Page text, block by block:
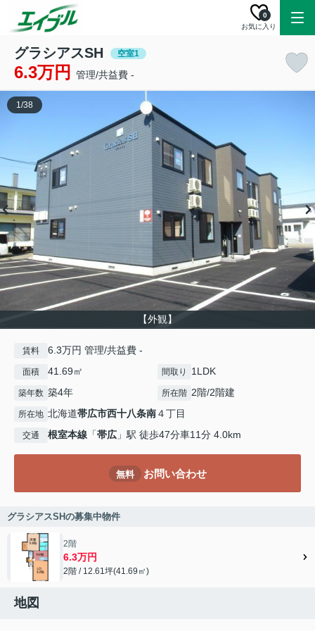
お気に入り
0
グラシアスSH 空室1
6.3万円 管理/共益費 -
【外観】
1/38
賃料 6.3万円 管理/共益費 -
面積 41.69㎡ 間取り 1LDK
築年数 築4年 所在階 2階/2階建
所在地 北海道帯広市西十八条南４丁目
交通 根室本線 「帯広 」駅 徒歩47分車11分 4.0km
無料 お問い合わせ
グラシアスSHの募集中物件
2階
6.3万円
2階 / 12.61坪(41.69㎡)
地図